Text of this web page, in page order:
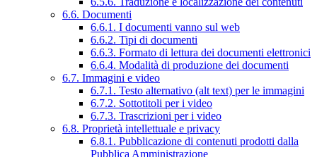
6.6. Documenti
6.6.1. I documenti vanno sul web
6.6.2. Tipi di documenti
6.6.3. Formato di lettura dei documenti elettronici
6.6.4. Modalità di produzione dei documenti
6.7. Immagini e video
6.7.1. Testo alternativo (alt text) per le immagini
6.7.2. Sottotitoli per i video
6.7.3. Trascrizioni per i video
6.8. Proprietà intellettuale e privacy
6.8.1. Pubblicazione di contenuti prodotti dalla
Pubblica Amministrazione